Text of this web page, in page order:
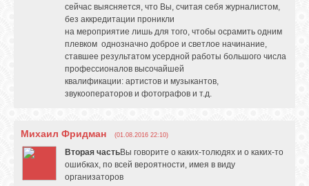
сейчас выясняется, что Вы, считая себя журналистом,
без аккредитации проникли
на мероприятие лишь для того, чтобы осрамить одним
плевком однозначно доброе и светлое начинание,
ставшее результатом усердной работы большого числа
профессионалов высочайшей
квалификации: артистов и музыкантов,
звукооператоров и фотографов и т.д.
Михаил Фридман (01.08.2016 22:10)
Вторая частьВы говорите о каких-толюдях и о каких-то
ошибках, по всей вероятности, имея в виду
организаторов